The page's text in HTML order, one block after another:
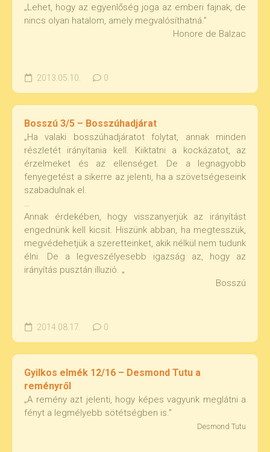
„Lehet, hogy az egyenlőség joga az emberi fajnak, de
nincs olyan hatalom, amely megvalósíthatná.”
Honore de Balzac
2013.05.10. 0
Bosszú 3/5 – Bosszúhadjárat
„Ha valaki bosszúhadjáratot folytat, annak minden
részletét irányítania kell. Kiiktatni a kockázatot, az
érzelmeket és az ellenséget. De a legnagyobb
fenyegetést a sikerre az jelenti, ha a szövetségeseink
szabadulnak el.
…
Annak érdekében, hogy visszanyerjük az irányítást
engednünk kell kicsit. Hiszünk abban, ha megtesszük,
megvédehetjük a szeretteinket, akik nélkül nem tudunk
élni. De a legveszélyesebb igazság az, hogy az
irányítás pusztán illuzió. „
Bosszú
2014.08.17. 0
Gyilkos elmék 12/16 – Desmond Tutu a
reményről
„A remény azt jelenti, hogy képes vagyunk meglátni a
fényt a legmélyebb sötétségben is.”
Desmond Tutu